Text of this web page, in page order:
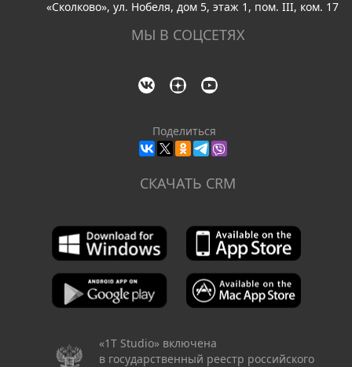
«Сколково», ул. Нобеля, дом 5, этаж 1, пом. III, ком. 17
МЫ В СОЦСЕТЯХ
Поделиться
СКАЧАТЬ CRM
«1Т Studio» включена
в государственный реестр российского